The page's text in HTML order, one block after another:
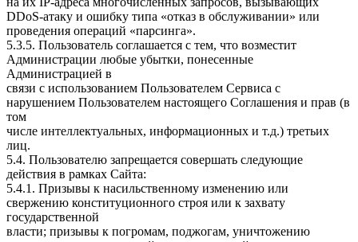
DDoS-атаку и ошибку типа «отказ в обслуживании» или
проведения операций «парсинга».
5.3.5. Пользователь соглашается с тем, что возместит
Администрации любые убытки, понесенные
Администрацией в
связи с использованием Пользователем Сервиса c
нарушением Пользователем настоящего Соглашения и прав (в
том
числе интеллектуальных, информационных и т.д.) третьих
лиц.
5.4. Пользователю запрещается совершать следующие
действия в рамках Сайта:
5.4.1. Призывы к насильственному изменению или
свержению конституционного строя или к захвату
государственной
власти; призывы к погромам, поджогам, уничтожению